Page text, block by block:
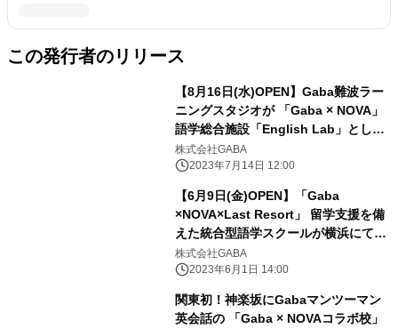
この発行者のリリース
【8月16日(水)OPEN】Gaba難波ラー
ニングスタジオが 「Gaba × NOVA」
語学総合施設「English Lab」として
オープン
株式会社GABA
2023年7月14日 12:00
【6月9日(金)OPEN】「Gaba
×NOVA×Last Resort」 留学支援を備
えた統合型語学スクールが横浜にてグ
ランドオープン！
株式会社GABA
2023年6月1日 14:00
関東初！神楽坂にGabaマンツーマン
英会話の 「Gaba × NOVAコラボ校」